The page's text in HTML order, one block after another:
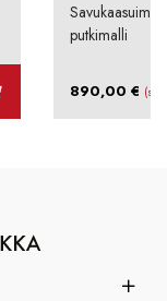
putkimalli
890,00 €